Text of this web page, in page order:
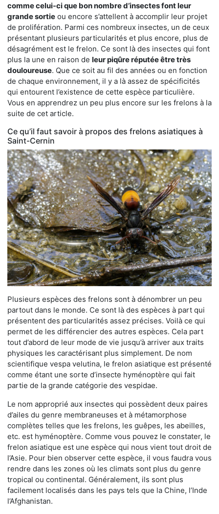
comme celui-ci que bon nombre d’insectes font leur
grande sortie ou encore s’attellent à accomplir leur projet
de prolifération. Parmi ces nombreux insectes, un de ceux
présentant plusieurs particularités et plus encore, plus de
désagrément est le frelon. Ce sont là des insectes qui font
plus la une en raison de leur piqûre réputée être très
douloureuse. Que ce soit au fil des années ou en fonction
de chaque environnement, il y a là assez de spécificités
qui entourent l’existence de cette espèce particulière.
Vous en apprendrez un peu plus encore sur les frelons à la
suite de cet article.
Ce qu’il faut savoir à propos des frelons asiatiques à
Saint-Cernin
Plusieurs espèces des frelons sont à dénombrer un peu
partout dans le monde. Ce sont là des espèces à part qui
présentent des particularités assez précises. Voilà ce qui
permet de les différencier des autres espèces. Cela part
tout d’abord de leur mode de vie jusqu’à arriver aux traits
physiques les caractérisant plus simplement. De nom
scientifique vespa velutina, le frelon asiatique est présenté
comme étant une sorte d’insecte hyménoptère qui fait
partie de la grande catégorie des vespidae.
Le nom approprié aux insectes qui possèdent deux paires
d’ailes du genre membraneuses et à métamorphose
complètes telles que les frelons, les guêpes, les abeilles,
etc. est hyménoptère. Comme vous pouvez le constater, le
frelon asiatique est une espèce qui nous vient tout droit de
l’Asie. Pour bien observer cette espèce, il vous faudra vous
rendre dans les zones où les climats sont plus du genre
tropical ou continental. Généralement, ils sont plus
facilement localisés dans les pays tels que la Chine, l’Inde
l’Afghanistan.